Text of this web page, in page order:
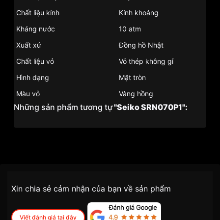
Chất liệu kính
Kính khoáng
Kháng nước
10 atm
Xuất xứ
Đồng hồ Nhật
Chất liệu vỏ
Vỏ thép không gỉ
Hình dạng
Mặt tròn
Màu vỏ
Vàng hồng
Những sản phẩm tương tự"Seiko SRN070P1":
Đồng hồ nam
Dòng máyCơ - Automatic
tiện lợi –
nhanh chóng – minh bạch
Xin chia sẻ cảm nhận của bạn về sản phẩm
Viết đánh giá tại đây